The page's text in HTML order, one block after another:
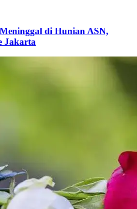
di Hunian ASN,
Jakarta